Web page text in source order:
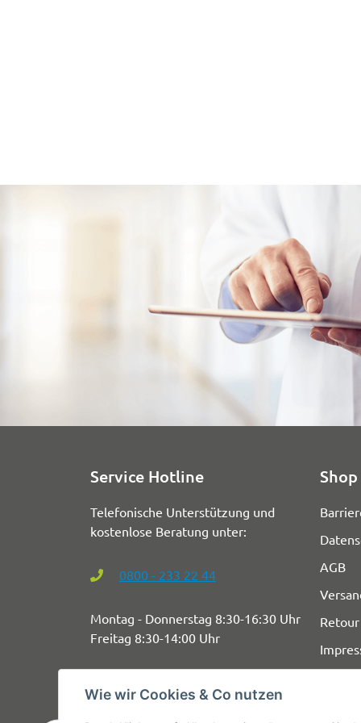
Wie wir Cookies & Co nutzen
Service Hotline
Telefonische Unterstützung und
kostenlose Beratung unter:
0800 - 233 22 44
Montag - Donnerstag 8:30-16:30 Uhr
Freitag 8:30-14:00 Uhr
AGB
Retour